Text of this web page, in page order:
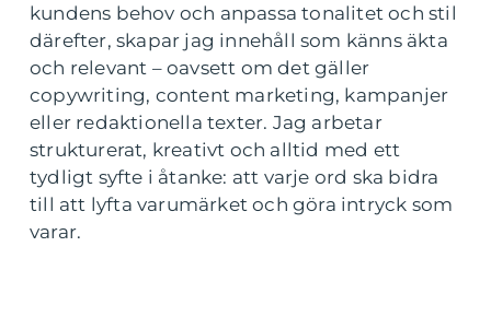
kundens behov och anpassa tonalitet och stil
därefter, skapar jag innehåll som känns äkta
och relevant – oavsett om det gäller
copywriting, content marketing, kampanjer
eller redaktionella texter. Jag arbetar
strukturerat, kreativt och alltid med ett
tydligt syfte i åtanke: att varje ord ska bidra
till att lyfta varumärket och göra intryck som
varar.